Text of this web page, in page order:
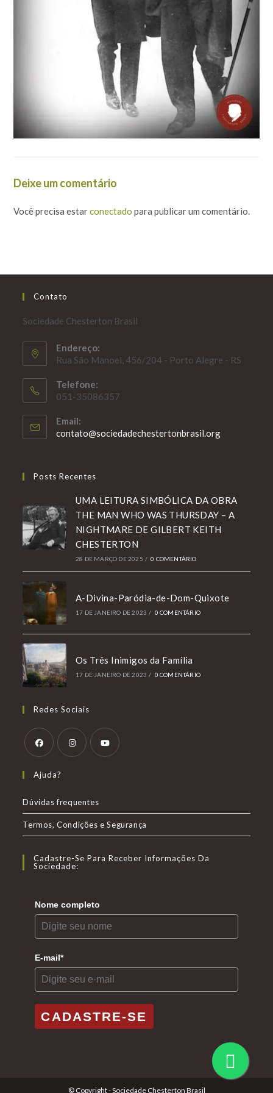
Deixe um comentário
Você precisa estarconectado para publicar um comentário.
Contato
Sociedade Chesterton Brasil
Endereço:
Rua São Manoel, 456/204 - Porto Alegre - RS
Telefone:
051-35086357
Email:
contato@sociedadechestertonbrasil.orgAbre
Posts Recentes
UMA LEITURA SIMBÓLICA DA OBRA
THE MAN WHO WAS THURSDAY – A
NIGHTMARE DE GILBERT KEITH
CHESTERTON
28 DE MARÇO DE 2025 / 0 COMENTÁRIO
A-Divina-Paródia-de-Dom-Quixote
17 DE JANEIRO DE 2023 / 0 COMENTÁRIO
Os Três Inimigos da Família
17 DE JANEIRO DE 2023 / 0 COMENTÁRIO
Redes Sociais
em
aba
em
nova
aba
aba
Ajuda?
Dúvidas frequentes
Termos, Condições e Segurança
Cadastre-Se Para Receber Informações Da
Sociedade:
Nome completo
E-mail*
CADASTRE-SE
© Copyright - Sociedade Chesterton Brasil